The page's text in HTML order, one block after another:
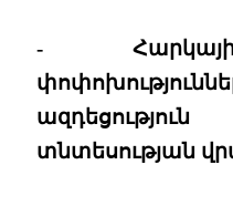
-
տնտեսության